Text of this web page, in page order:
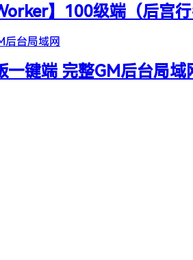
】100级端（后宫
键端 完整GM后台局域